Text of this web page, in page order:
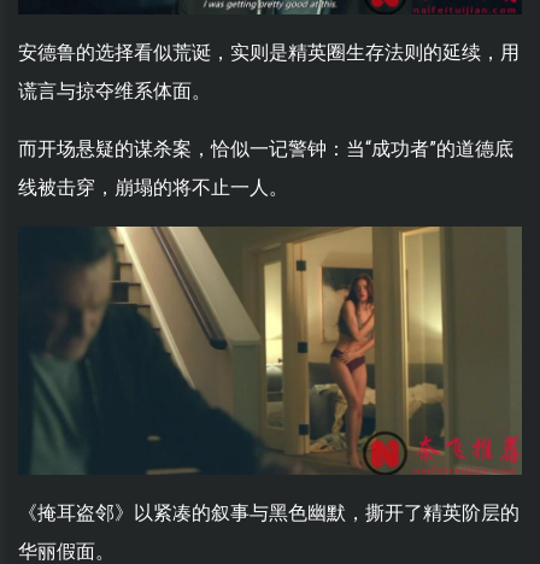
安德鲁的选择看似荒诞，实则是精英圈生存法则的延续，用
谎言与掠夺维系体面。
而开场悬疑的谋杀案，恰似一记警钟：当“成功者”的道德底
线被击穿，崩塌的将不止一人。
《掩耳盗邻》以紧凑的叙事与黑色幽默，撕开了精英阶层的
华丽假面。